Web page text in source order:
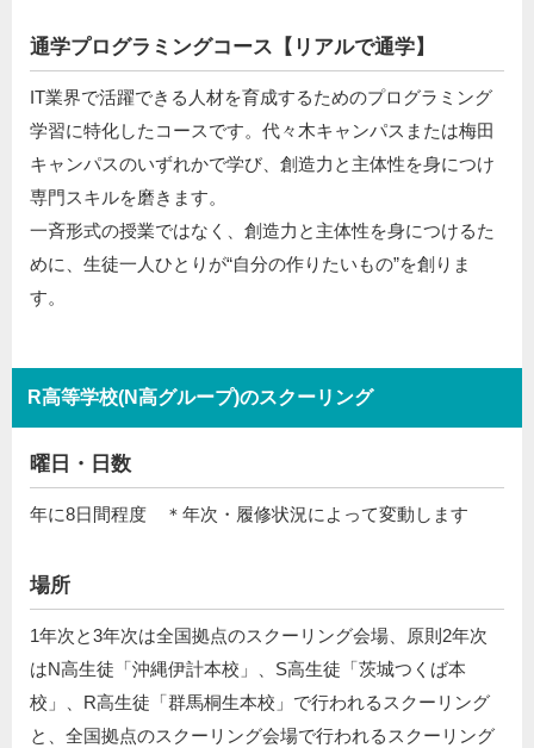
通学プログラミングコース【リアルで通学】
IT業界で活躍できる人材を育成するためのプログラミング
学習に特化したコースです。代々木キャンパスまたは梅田
キャンパスのいずれかで学び、創造力と主体性を身につけ
専門スキルを磨きます。
一斉形式の授業ではなく、創造力と主体性を身につけるた
めに、生徒一人ひとりが“自分の作りたいもの”を創りま
す。
R高等学校(N高グループ)のスクーリング
曜日・日数
年に8日間程度 ＊年次・履修状況によって変動します
場所
1年次と3年次は全国拠点のスクーリング会場、原則2年次
はN高生徒「沖縄伊計本校」、S高生徒「茨城つくば本
校」、R高生徒「群馬桐生本校」で行われるスクーリング
と、全国拠点のスクーリング会場で⾏われるスクーリング